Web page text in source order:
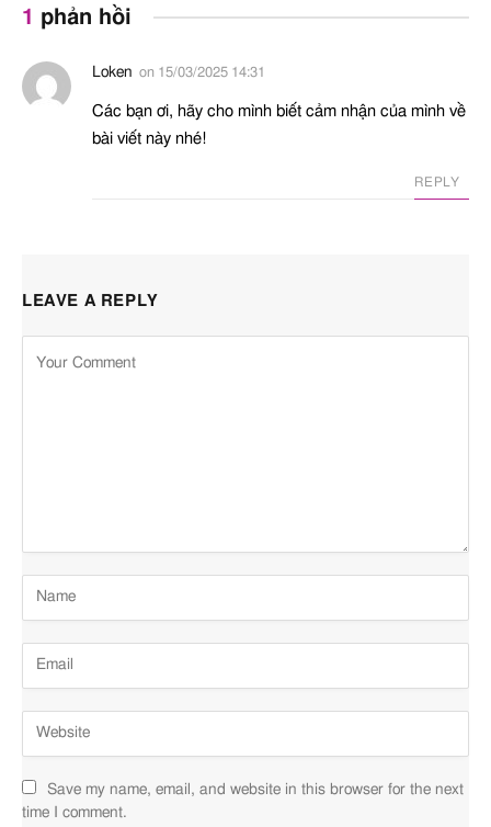
1 phản hồi
Loken on 15/03/2025 14:31
Các bạn ơi, hãy cho mình biết cảm nhận của mình về
bài viết này nhé!
REPLY
LEAVE A REPLY
Save my name, email, and website in this browser for the next
time I comment.